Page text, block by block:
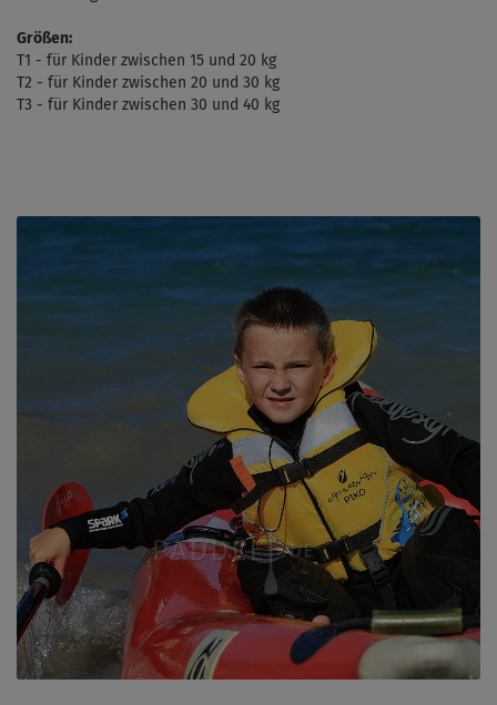
Größen:
T1 - für Kinder zwischen 15 und 20 kg
T2 - für Kinder zwischen 20 und 30 kg
T3 - für Kinder zwischen 30 und 40 kg